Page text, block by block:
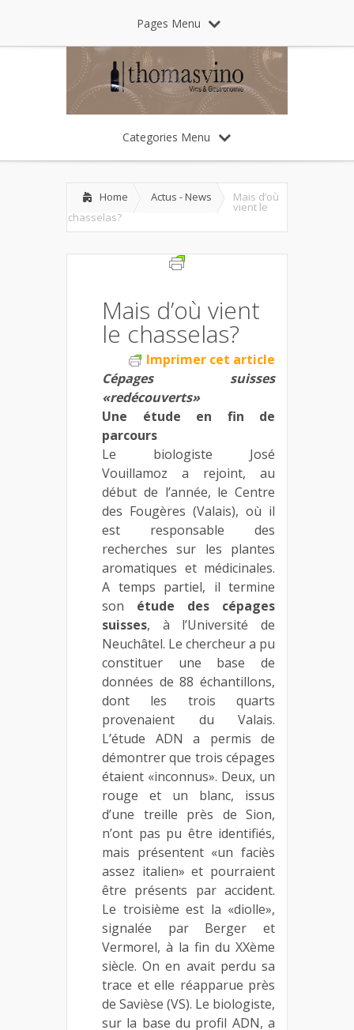
Pages Menu
Categories Menu
Home Actus - News Mais d’où
vient le
chasselas?
Mais d’où vient
le chasselas?
Imprimer cet article
Cépages suisses
«redécouverts»
Une étude en fin de
parcours
Le biologiste José
Vouillamoz a rejoint, au
début de l’année, le Centre
des Fougères (Valais), où il
est responsable des
recherches sur les plantes
aromatiques et médicinales.
A temps partiel, il termine
son étude des cépages
suisses, à l’Université de
Neuchâtel. Le chercheur a pu
constituer une base de
données de 88 échantillons,
dont les trois quarts
provenaient du Valais.
L’étude ADN a permis de
démontrer que trois cépages
étaient «inconnus». Deux, un
rouge et un blanc, issus
d’une treille près de Sion,
n’ont pas pu être identifiés,
mais présentent «un faciès
assez italien» et pourraient
être présents par accident.
Le troisième est la «diolle»,
signalée par Berger et
Vermorel, à la fin du XXème
siècle. On en avait perdu sa
trace et elle réapparue près
de Savièse (VS). Le biologiste,
sur la base du profil ADN, a